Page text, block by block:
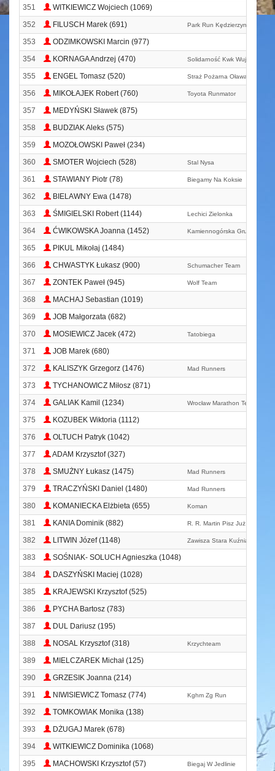
351
WITKIEWICZ Wojciech (1069)
352
FILUSCH Marek (691) Park Run Kędzierzyn-koźle
353
ODZIMKOWSKI Marcin (977)
354
KORNAGA Andrzej (470) Solidarność Kwk Wujek
355 ENGEL Tomasz (520) Straż Pożarna Oława
356 MIKOŁAJEK Robert (760) Toyota Runmator
357
MEDYŃSKI Sławek (875)
358
BUDZIAK Aleks (575)
359
MOZOŁOWSKI Paweł (234)
360
SMOTER Wojciech (528) Stal Nysa
361 STAWIANY Piotr (78) Biegamy Na Koksie
362
BIELAWNY Ewa (1478)
363
ŚMIGIELSKI Robert (1144) Lechici Zielonka
364 ĆWIKOWSKA Joanna (1452) Kamiennogórska Grupa
365
PIKUL Mikołaj (1484)
366
CHWASTYK Łukasz (900) Schumacher Team
367 ZONTEK Paweł (945) Wolf Team
368
MACHAJ Sebastian (1019)
369
JOB Małgorzata (682)
370
MOSIEWICZ Jacek (472) Tatobiega
371
JOB Marek (680)
372
KALISZYK Grzegorz (1476) Mad Runners
373
TYCHANOWICZ Miłosz (871)
374
GALIAK Kamil (1234) Wrocław Marathon Team
375
KOZUBEK Wiktoria (1112)
376
OLTUCH Patryk (1042)
377
ADAM Krzysztof (327)
378
SMUŻNY Łukasz (1475) Mad Runners
379 TRACZYŃSKI Daniel (1480) Mad Runners
380 KOMANIECKA Elżbieta (655) Koman
381 KANIA Dominik (882) R. R. Martin Pisz Już Te Książki
382 LITWIN Józef (1148) Zawisza Stara Kuźnia
383
SOŚNIAK- SOLUCH Agnieszka (1048)
384
DASZYŃSKI Maciej (1028)
385
KRAJEWSKI Krzysztof (525)
386
PYCHA Bartosz (783)
387
DUL Dariusz (195)
388
NOSAL Krzysztof (318) Krzychteam
389
MIELCZAREK Michał (125)
390
GRZESIK Joanna (214)
391
NIWISIEWICZ Tomasz (774) Kghm Zg Run
392
TOMKOWIAK Monika (138)
393
DŻUGAJ Marek (678)
394
WITKIEWICZ Dominika (1068)
395
MACHOWSKI Krzysztof (57) Biegaj W Jedlinie